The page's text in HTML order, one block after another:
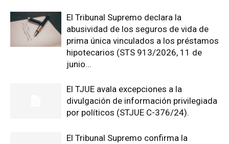
El Tribunal Supremo declara la
abusividad de los seguros de vida de
prima única vinculados a los préstamos
hipotecarios (STS 913/2026, 11 de
junio...
El TJUE avala excepciones a la
divulgación de información privilegiada
por políticos (STJUE C-376/24).
El Tribunal Supremo confirma la